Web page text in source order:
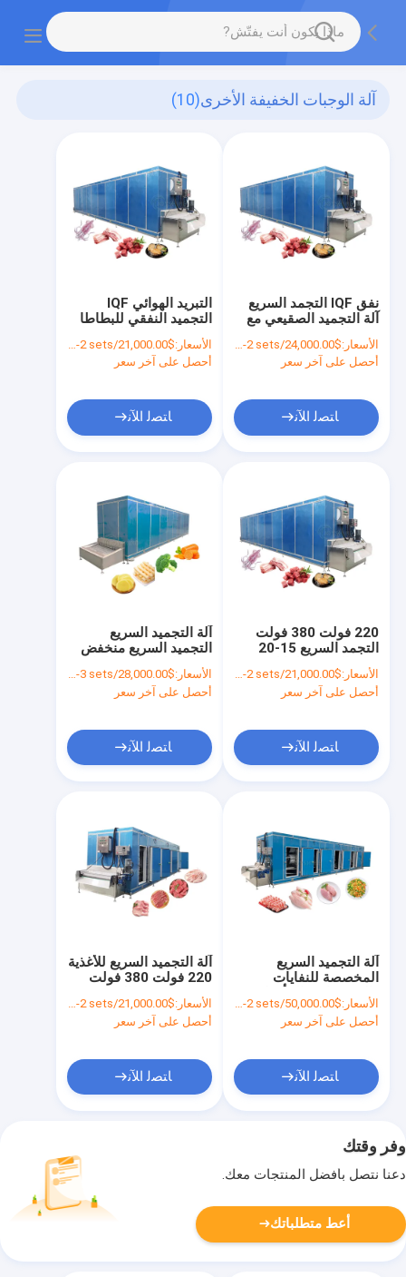
آلة الوجبات الخفيفة الأخرى(10)
التبريد الهوائي IQF
التجميد النفقي للبطاطا
المقلية الدجاج الخضروات
المجمدة
الأسعار:$21,000.00/sets 1-2 sets
أحصل على آخر سعر
ﺎﺘﺼﻟ ﺍﻶﻧ
نفق IQF التجمد السريع
آلة التجميد الصقيعي مع
وقت التجمد
الأسعار:$24,000.00/sets 1-2 sets
أحصل على آخر سعر
ﺎﺘﺼﻟ ﺍﻶﻧ
آلة التجميد السريع
التجميد السريع منخفض
درجة الحرارة للصناعات
الصناعية
الأسعار:$28,000.00/sets 1-3 sets
أحصل على آخر سعر
ﺎﺘﺼﻟ ﺍﻶﻧ
220 فولت 380 فولت
التجمد السريع 15-20
وقت التجميد القابل
للتعديل المستمر للتجفيف
التجميدي
الأسعار:$21,000.00/sets 1-2 sets
أحصل على آخر سعر
ﺎﺘﺼﻟ ﺍﻶﻧ
آلة التجميد السريع للأغذية
220 فولت 380 فولت
مُجمد التجميد القصير
الأسعار:$21,000.00/sets 1-2 sets
أحصل على آخر سعر
ﺎﺘﺼﻟ ﺍﻶﻧ
آلة التجميد السريع
المخصصة للنفايات
والخضروات والمأكولات
البحرية
الأسعار:$50,000.00/sets 1-2 sets
أحصل على آخر سعر
ﺎﺘﺼﻟ ﺍﻶﻧ
وفر وقتك
دعنا نتصل بأفضل المنتجات معك.
أعط متطلباتك